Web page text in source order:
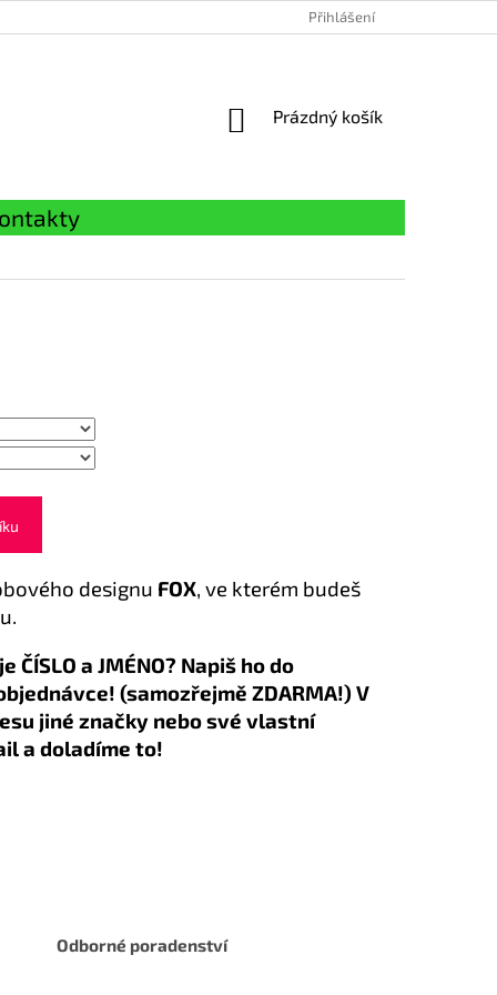
Přihlášení
NÁKUPNÍ
Prázdný košík
designu FOX, ve kterém budeš
ČÍSLO a JMÉNO? Napiš ho do
(samozřejmě ZDARMA!) V
jiné značky nebo své vlastní
a doladíme to!
Odborné poradenství